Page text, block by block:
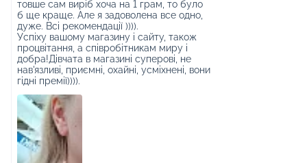
товше сам виріб хоча на 1 грам, то було
б ще краще. Але я задоволена все одно,
дуже. Всі рекомендації )))).
Успіху вашому магазину і сайту, також
процвітання, а співробітникам миру і
добра!Дівчата в магазині суперові, не
нав'язливі, приємні, охайні, усміхнені, вони
гідні премії)))).